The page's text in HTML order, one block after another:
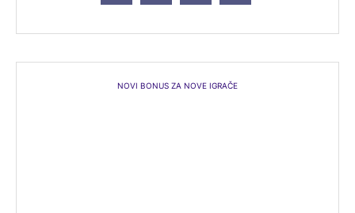
NOVI BONUS ZA NOVE IGRAČE